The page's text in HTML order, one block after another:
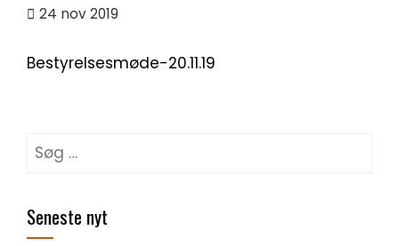
24 nov 2019
Bestyrelsesmøde-20.11.19
Søg
efter:
Seneste nyt